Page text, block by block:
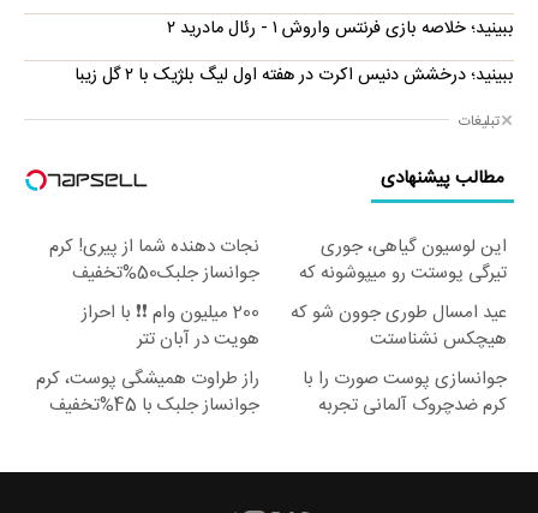
ببینید؛ خلاصه بازی فرنتس واروش ۱ - رئال مادرید ۲
ببینید؛ درخشش دنیس اکرت در هفته اول لیگ بلژیک با ۲ گل زیبا
تبلیغات
مطالب پیشنهادی
این لوسیون گیاهی، جوری
تیرگی پوستت رو میپوشونه که
انگار لیزر کری!
نجات دهنده شما از پیری! کرم
جوانساز جلبک50%تخفیف
عید امسال طوری جوون شو که
هیچکس نشناستت
200 میلیون وام ❗❗ با احراز
هویت در آبان تتر
جوانسازی پوست صورت را با
کرم ضدچروک آلمانی تجربه
راز طراوت همیشگی پوست، کرم
جوانساز جلبک با 45%تخفیف